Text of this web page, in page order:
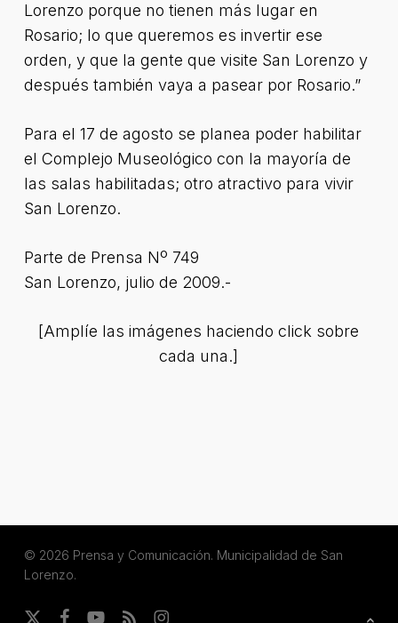
Lorenzo porque no tienen más lugar en
Rosario; lo que queremos es invertir ese
orden, y que la gente que visite San Lorenzo y
después también vaya a pasear por Rosario.”
Para el 17 de agosto se planea poder habilitar
el Complejo Museológico con la mayoría de
las salas habilitadas; otro atractivo para vivir
San Lorenzo.
Parte de Prensa Nº 749
San Lorenzo, julio de 2009.-
[Amplíe las imágenes haciendo click sobre
cada una.]
© 2026 Prensa y Comunicación. Municipalidad de San
Lorenzo.
x- facebookyoutube
RSS instagram